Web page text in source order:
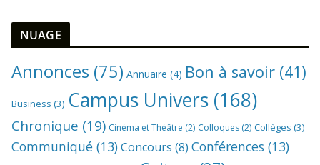
NUAGE
Annonces (75) Annuaire (4) Bon à savoir (41)
Business (3) Campus Univers (168)
Chronique (19) Cinéma et Théâtre (2) Colloques (2) Collèges (3)
Communiqué (13)Concours (8) Conférences (13)